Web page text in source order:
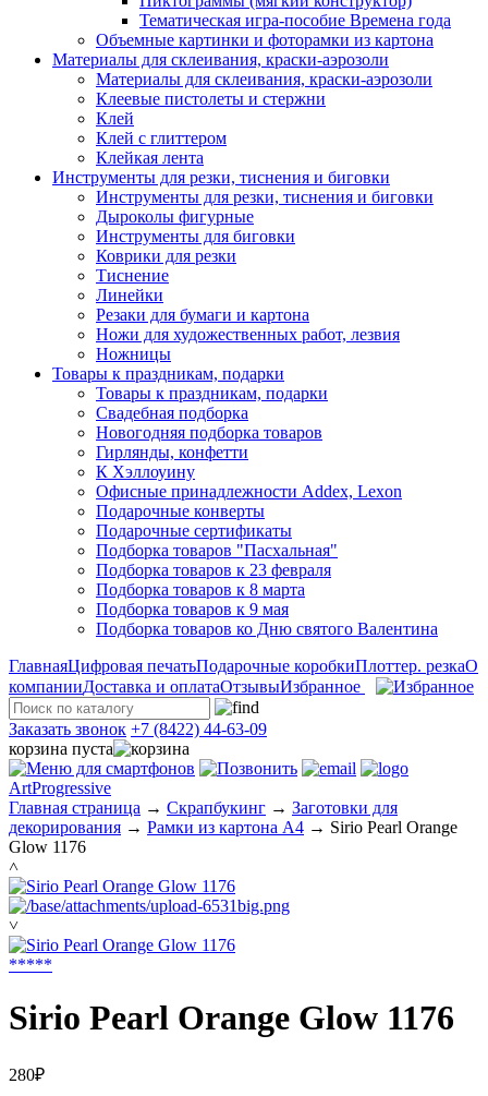
Тематическая игра-пособие Времена года
Объемные картинки и фоторамки из картона
Материалы для склеивания, краски-аэрозоли
Материалы для склеивания, краски-аэрозоли
Клеевые пистолеты и стержни
Клей
Клей с глиттером
Клейкая лента
Инструменты для резки, тиснения и биговки
Инструменты для резки, тиснения и биговки
Дыроколы фигурные
Инструменты для биговки
Коврики для резки
Тиснение
Линейки
Резаки для бумаги и картона
Ножи для художественных работ, лезвия
Ножницы
Товары к праздникам, подарки
Товары к праздникам, подарки
Свадебная подборка
Новогодняя подборка товаров
Гирлянды, конфетти
К Хэллоуину
Офисные принадлежности Addex, Lexon
Подарочные конверты
Подарочные сертификаты
Подборка товаров "Пасхальная"
Подборка товаров к 23 февраля
Подборка товаров к 8 марта
Подборка товаров к 9 мая
Подборка товаров ко Дню святого Валентина
ГлавнаяЦифровая печатьПодарочные коробкиПлоттер. резкаО
компанииДоставка и оплатаОтзывыИзбранное
Заказать звонок +7 (8422) 44-63-09
корзина пуста
ArtProgressive
Главная страница → Скрапбукинг → Заготовки для
декорирования → Рамки из картона А4 → Sirio Pearl Orange
Glow 1176
˄
˅
*****
Sirio Pearl Orange Glow 1176
280₽